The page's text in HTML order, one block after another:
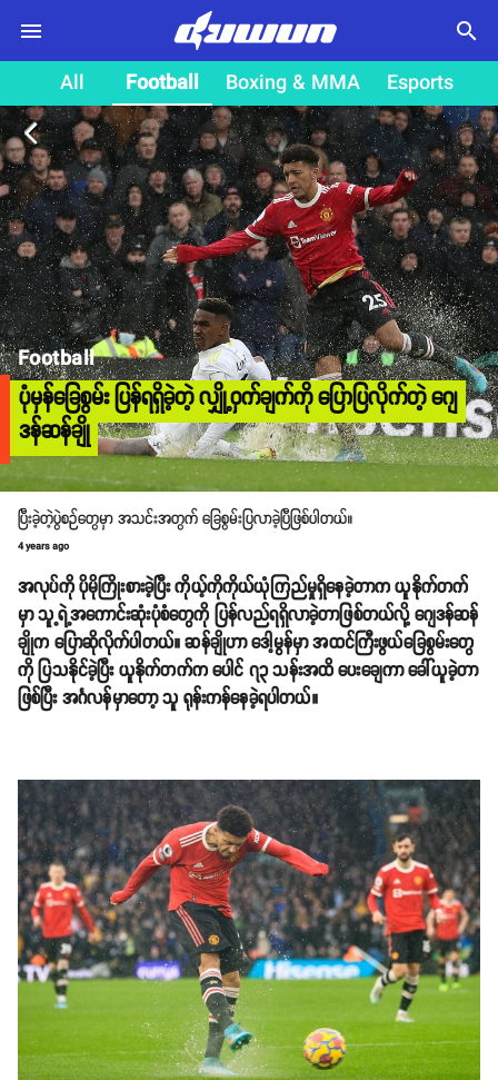
search
All Football Boxing & MMA Esports
arrow_back_ios
Football
ပုံမှန်ခြေစွမ်း ပြန်ရရှိခဲ့တဲ့ လျှို့ဝှက်ချက်ကို ပြောပြလိုက်တဲ့ ဂျေ
ဒန်ဆန်ချို
ပြီးခဲ့တဲ့ပွဲစဉ်တွေမှာ အသင်းအတွက် ခြေစွမ်းပြလာခဲ့ပြီဖြစ်ပါတယ်။
4 years ago
အလုပ်ကို ပိုမိုကြိုးစားခဲ့ပြီး ကိုယ့်ကိုကိုယ်ယုံကြည်မှုရှိနေခဲ့တာက ယူနိုက်တက်
မှာ သူ့ရဲ့အကောင်းဆုံးပုံစံတွေကို ပြန်လည်ရရှိလာခဲ့တာဖြစ်တယ်လို့ ဂျေဒန်ဆန်
ချိုက ပြောဆိုလိုက်ပါတယ်။ ဆန်ချိုဟာ ဒေါ့မွန်မှာ အထင်ကြီးဖွယ်ခြေစွမ်းတွေ
ကို ပြသနိုင်ခဲ့ပြီး ယူနိုက်တက်က ပေါင် ၇၃ သန်းအထိ ပေးချေကာ ခေါ်ယူခဲ့တာ
ဖြစ်ပြီး အင်္ဂလန်မှာတော့ သူ ရုန်းကန်နေခဲ့ရပါတယ်။